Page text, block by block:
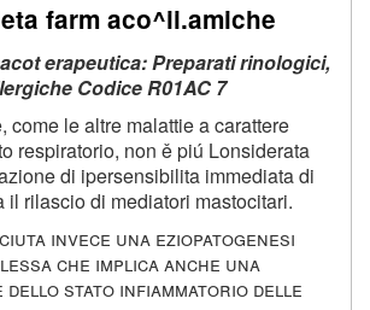
farm aco^ii.amiche
erapeutica: Preparati rinologici,
Codice R01AC 7
come le altre malattie a carattere
respiratorio, non ě piú Lonsiderata
di ipersensibilita immediata di
il rilascio di mediatori mastocitari.
invece una eziopatogenesi
che implica anche una
dello stato infiammatorio delle